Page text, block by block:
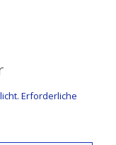
Erforderliche